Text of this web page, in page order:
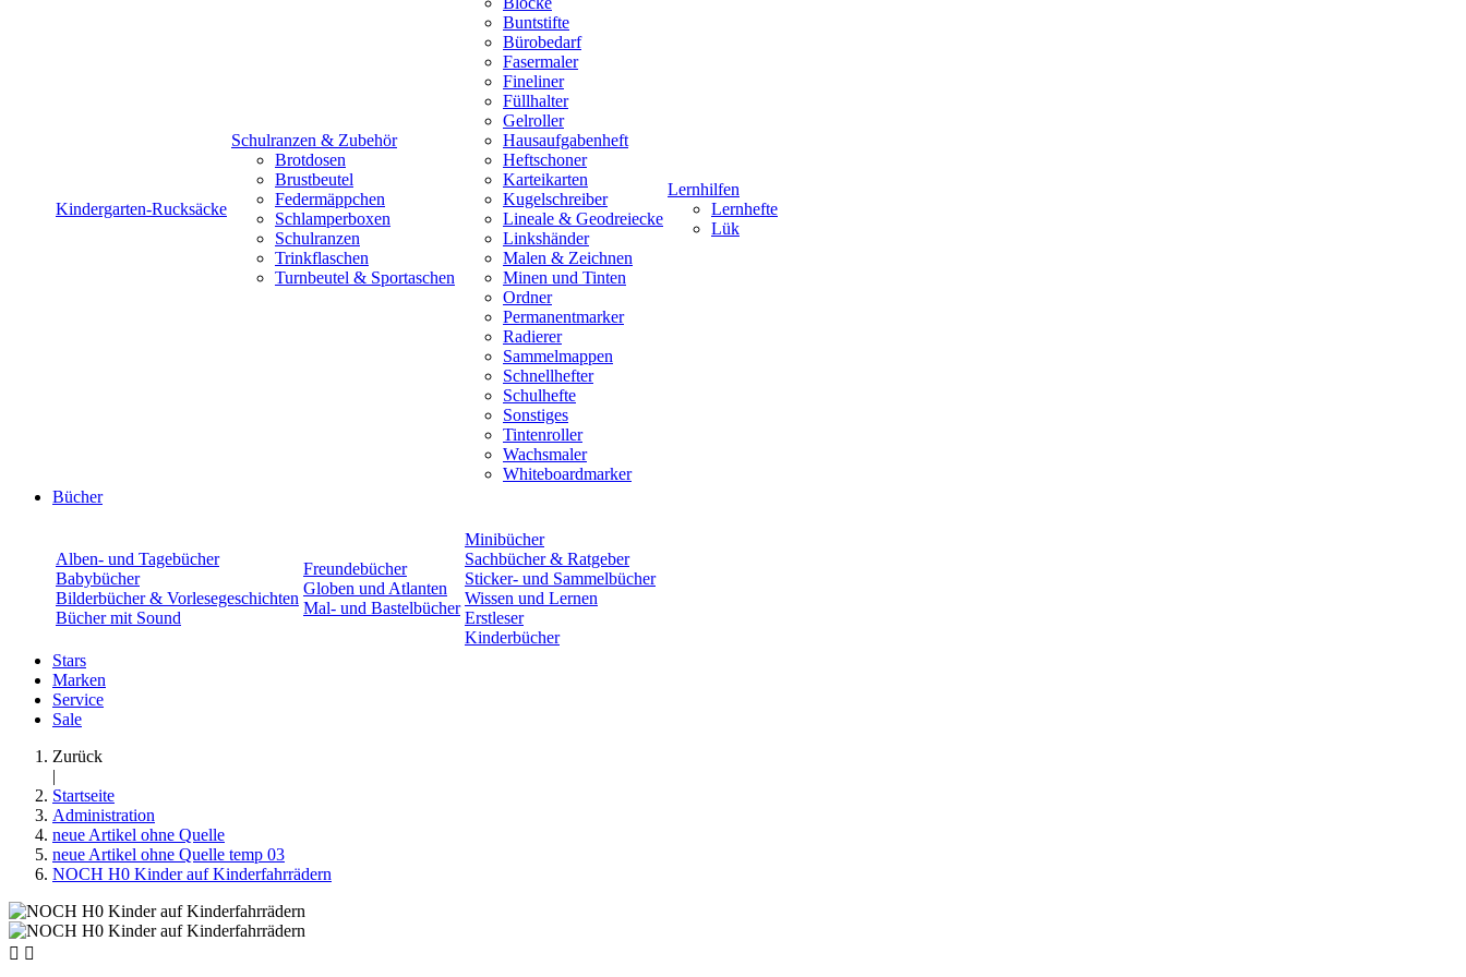
Kindergarten-Rucksäcke
Schulranzen & Zubehör
Brotdosen
Brustbeutel
Federmäppchen
Schlamperboxen
Schulranzen
Trinkflaschen
Turnbeutel & Sportaschen
Buntstifte
Bürobedarf
Fasermaler
Fineliner
Füllhalter
Gelroller
Hausaufgabenheft
Heftschoner
Karteikarten
Kugelschreiber
Lineale & Geodreiecke
Linkshänder
Malen & Zeichnen
Minen und Tinten
Ordner
Permanentmarker
Radierer
Sammelmappen
Schnellhefter
Schulhefte
Sonstiges
Tintenroller
Wachsmaler
Whiteboardmarker
Lernhilfen
Lernhefte
Lük
Bücher
Alben- und Tagebücher
Babybücher
Bilderbücher & Vorlesegeschichten
Bücher mit Sound
Freundebücher
Globen und Atlanten
Mal- und Bastelbücher
Minibücher
Sachbücher & Ratgeber
Sticker- und Sammelbücher
Wissen und Lernen
Erstleser
Kinderbücher
Stars
Marken
Service
Sale
Zurück
|
Startseite
Administration
neue Artikel ohne Quelle
neue Artikel ohne Quelle temp 03
NOCH H0 Kinder auf Kinderfahrrädern
 